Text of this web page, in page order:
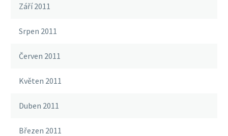
Září 2011
Srpen 2011
Červen 2011
Květen 2011
Duben 2011
Březen 2011